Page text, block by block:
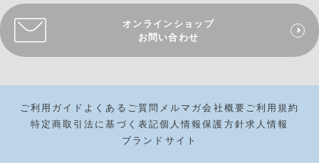
オンラインショップ
お問い合わせ
ご利用ガイド よくあるご質問 メルマガ会社概要 ご利用規約
特定商取引法に基づく表記個人情報保護方針求人情報
ブランドサイト